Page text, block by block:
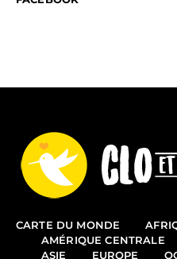
CARTE DU MONDE
AMÉRIQUE CENTRALE
ASIE
EUROPE